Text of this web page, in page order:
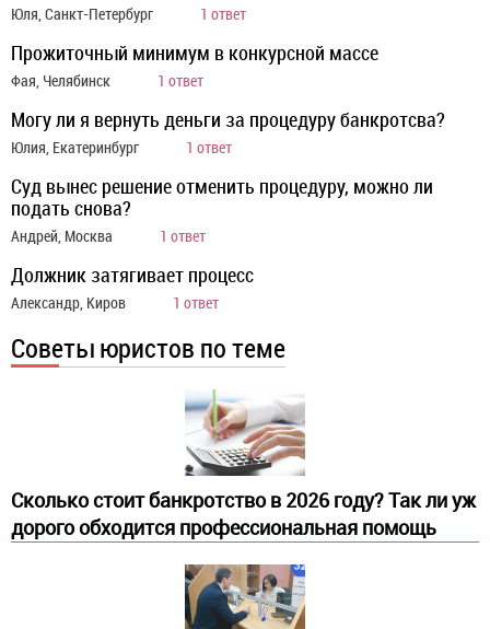
Юля, Санкт-Петербург 1 ответ
Прожиточный минимум в конкурсной массе
Фая, Челябинск 1 ответ
Могу ли я вернуть деньги за процедуру банкротсва?
Юлия, Екатеринбург 1 ответ
Суд вынес решение отменить процедуру, можно ли
подать снова?
Андрей, Москва 1 ответ
Должник затягивает процесс
Александр, Киров 1 ответ
Советы юристов по теме
Сколько стоит банкротство в 2026 году? Так ли уж
дорого обходится профессиональная помощь